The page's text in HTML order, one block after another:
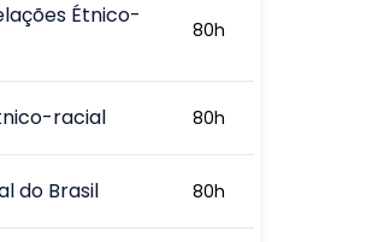
Étnico-
80h
racial 80h
do Brasil 80h